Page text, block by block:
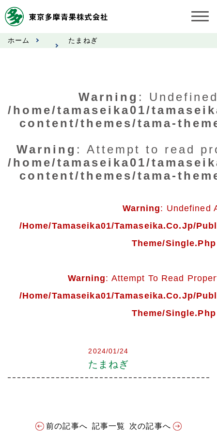
お知らせ
市況情報
公表事項
奨励金受託手数料
会社案内
ホーム たまねぎ
Warning :
/home/tamaseika01/
content/themes/tama-
Warning : Attempt to read
/home/tamaseika01/
content/themes/tama-
Warning: Undefined
/home/tamaseika01/tamaseika.co.jp/
Theme/single.php
Warning: Attempt To Read
/home/tamaseika01/tamaseika.co.jp/
Theme/single.php
2024/01/24
たまねぎ
前の記事へ 記事一覧 次の記事へ